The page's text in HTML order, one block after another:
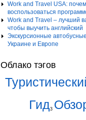
Work and Travel USA:
воспользоваться
Work and Travel – лучший
чтобы выучить английский
Экскурсионные
Украине и Европе
Облако тэгов
Гид3